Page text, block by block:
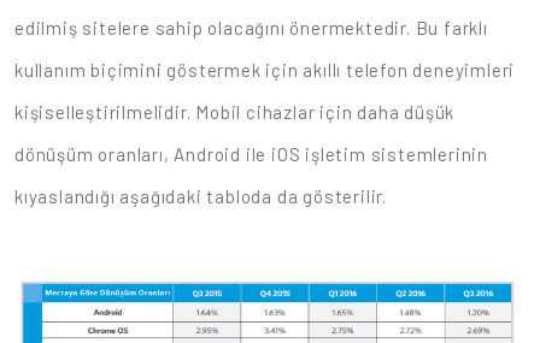
edilmiş sitelere sahip olacağını önermektedir. Bu farklı
kullanım biçimini göstermek için akıllı telefon deneyimleri
kişiselleştirilmelidir. Mobil cihazlar için daha düşük
dönüşüm oranları, Android ile iOS işletim sistemlerinin
kıyaslandığı aşağıdaki tabloda da gösterilir.